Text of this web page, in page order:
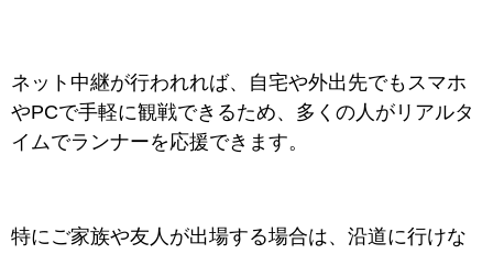
ネット中継が行われれば、自宅や外出先でもスマホ
やPCで手軽に観戦できるため、多くの人がリアルタ
イムでランナーを応援できます。
特にご家族や友人が出場する場合は、沿道に行けな